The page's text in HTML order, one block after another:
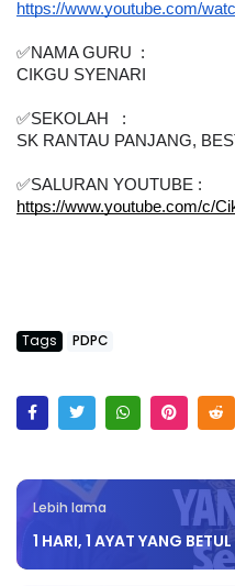
https://www.youtube.com/
✅NAMA GURU  :
CIKGU SYENARI
✅SEKOLAH   :
SK RANTAU PANJANG,
✅SALURAN YOUTUBE :
https://www.youtube.com/c/
Tags PDPC
Lebih lama
1 HARI, 1 AYAT YANG